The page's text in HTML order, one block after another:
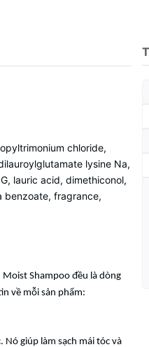
chloride,
lysine Na,
lauric acid, dimethiconol,
benzoate, fragrance,
Moist Shampoo đều là dòng
về mỗi sản phẩm:
giúp làm sạch mái tóc và